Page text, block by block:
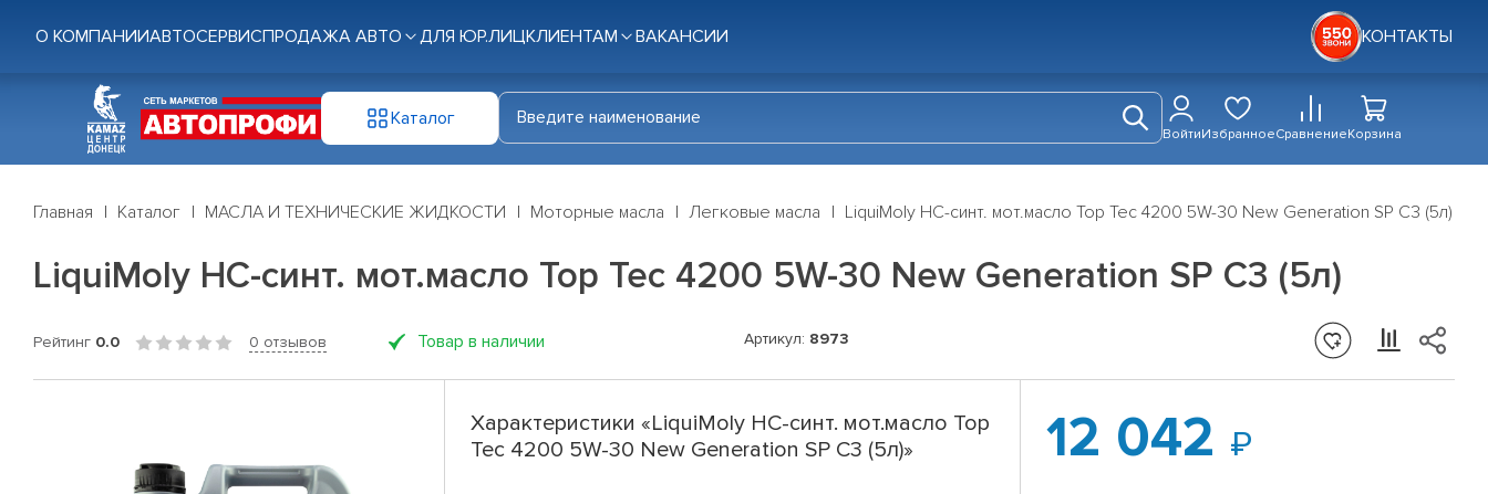
О КОМПАНИИАВТОСЕРВИСПРОДАЖА АВТО ДЛЯ ЮР.ЛИЦКЛИЕНТАМ ВАКАНСИИ КОНТАКТЫ
Каталог
ВойтиИзбранноеСравнениеКорзина
Главная Каталог МАСЛА И ТЕХНИЧЕСКИЕ ЖИДКОСТИ Моторные масла Легковые масла LiquiMoly НС-синт. мот.масло Top Tec 4200 5W-30 New Generation SP C3 (5л)
LiquiMoly НС-синт. мот.масло Top Tec 4200 5W-30 New Generation SP C3 (5л)
Рейтинг 0.0 0 отзывов Товар в наличии Артикул: 8973
Характеристики «LiquiMoly НС-синт. мот.масло Top
Tec 4200 5W-30 New Generation SP C3 (5л)»
12 042